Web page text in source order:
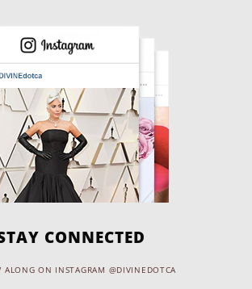
CONNECTED
ALONG ON INSTAGRAM @DIVINEDOTCA